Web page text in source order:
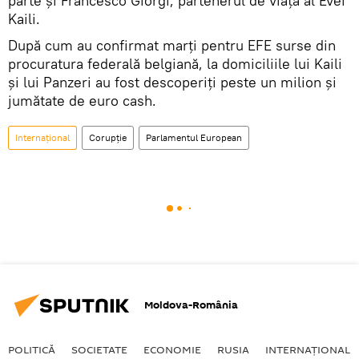
Kaili.
După cum au confirmat marţi pentru EFE surse din
procuratura federală belgiană, la domiciliile lui Kaili
şi lui Panzeri au fost descoperiţi peste un milion şi
jumătate de euro cash.
Internaţional Corupție Parlamentul European
Moldova-România
POLITICĂ SOCIETATE ECONOMIE RUSIA INTERNAŢIONAL